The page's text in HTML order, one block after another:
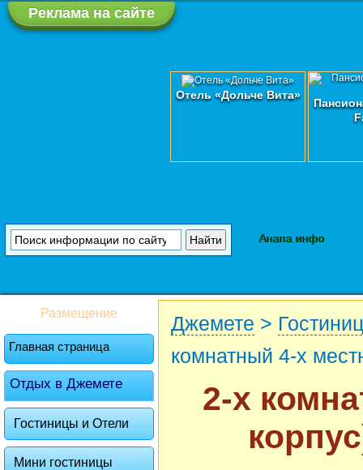
Реклама на сайте
Отель «Дольче Вита»
Анапа инфо
Размещение
Главная страница
Отдых в Джемете
Гостиницы и Отели
Мини гостиницы
Джемете >
комнатный 4-х
2-х